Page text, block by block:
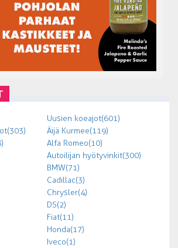
Uusien koeajot (601)
(303)
Äijä Kurmee (119)
Alfa Romeo (10)
Autoilijan hyötyvinkit (300)
BMW (71)
Cadillac (3)
Chrysler (4)
DS (2)
Fiat (11)
Honda (17)
Iveco (1)